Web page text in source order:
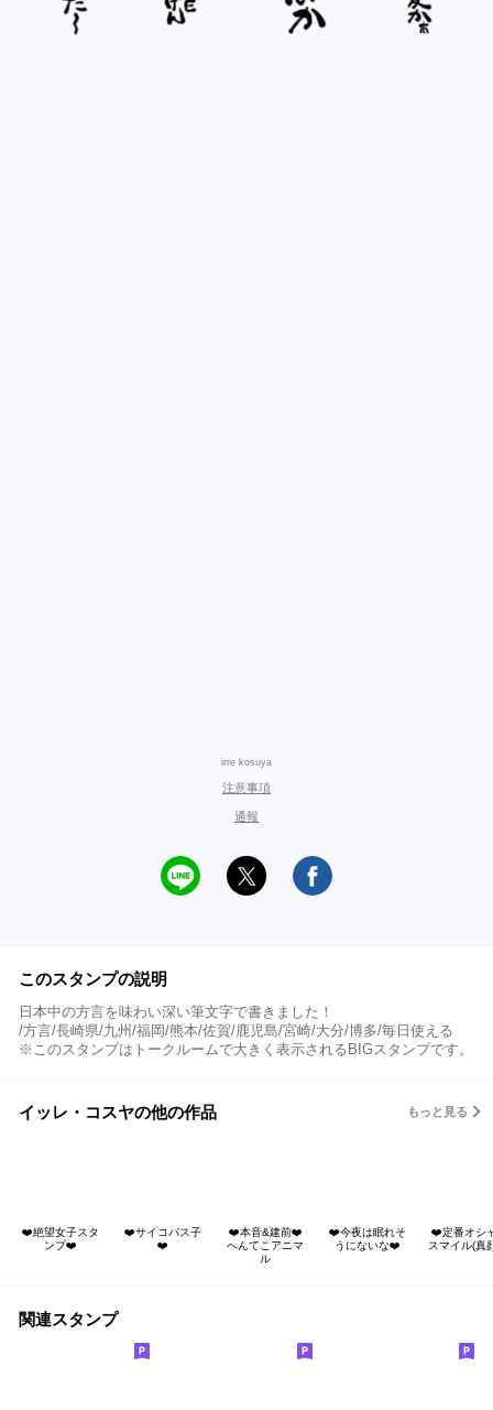
irre kosuya
注意事項
通報
このスタンプの説明
日本中の方言を味わい深い筆文字で書きました！
/方言/長崎県/九州/福岡/熊本/佐賀/鹿児島/宮崎/大分/博多/毎日使える
※このスタンプはトークルームで大きく表示されるBIGスタンプです。
イッレ・コスヤの他の作品 もっと見る
❤️絶望女子スタ
ンプ❤️
❤️サイコパス子
❤️
❤️本音&建前❤️
へんてこアニマ
ル
❤️今夜は眠れそ
うにないな❤️
❤️定番オシ
スマイル(真
関連スタンプ